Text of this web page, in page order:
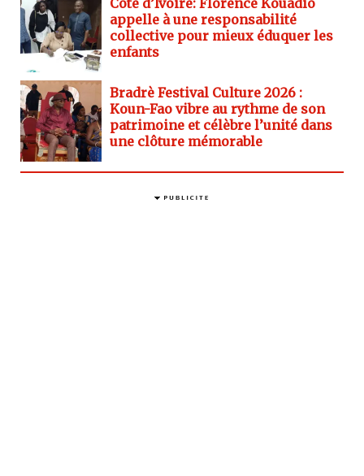
appelle à une responsabilité
collective pour mieux éduquer les
enfants
Bradrè Festival Culture 2026 :
Koun-Fao vibre au rythme de son
patrimoine et célèbre l’unité dans
une clôture mémorable